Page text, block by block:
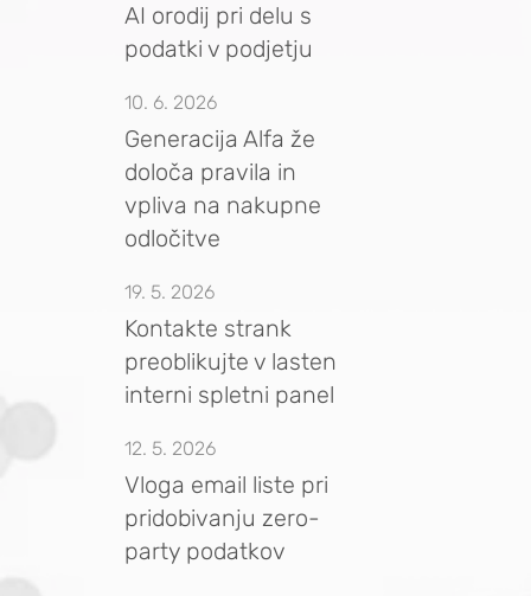
AI orodij pri delu s
podatki v podjetju
10. 6. 2026
Generacija Alfa že
določa pravila in
vpliva na nakupne
odločitve
19. 5. 2026
Kontakte strank
preoblikujte v lasten
interni spletni panel
12. 5. 2026
Vloga email liste pri
pridobivanju zero-
party podatkov